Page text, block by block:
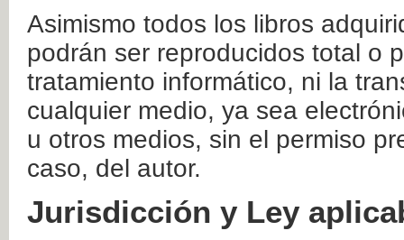
Asimismo todos los libros
podrán ser reproducidos total o
tratamiento informático, ni la
cualquier medio, ya sea
u otros medios, sin el permiso
caso, del autor.
Jurisdicción y Ley